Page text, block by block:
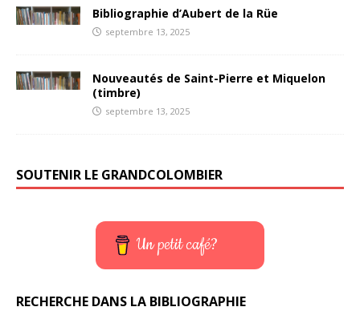
Bibliographie d’Aubert de la Rüe
septembre 13, 2025
Nouveautés de Saint-Pierre et Miquelon
(timbre)
septembre 13, 2025
SOUTENIR LE GRANDCOLOMBIER
Un petit café?
RECHERCHE DANS LA BIBLIOGRAPHIE